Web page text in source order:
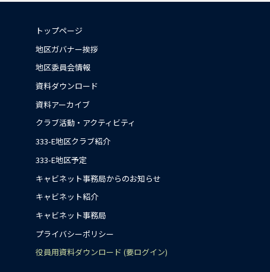
トップページ
地区ガバナー挨拶
地区委員会情報
資料ダウンロード
資料アーカイブ
クラブ活動・アクティビティ
333-E地区クラブ紹介
333-E地区予定
キャビネット事務局からのお知らせ
キャビネット紹介
キャビネット事務局
プライバシーポリシー
役員用資料ダウンロード (要ログイン)